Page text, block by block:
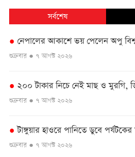
সর্বশেষ
● নেপালের আকাশে ভয় পেলেন অপু
শুক্রবার ● ৭ আগস্ট ২০২৬
● ২০০ টাকার নিচে নেই মাছ ও মুরগি,
শুক্রবার ● ৭ আগস্ট ২০২৬
● টাঙ্গুয়ার হাওরে পানিতে ডুবে
শুক্রবার ● ৭ আগস্ট ২০২৬